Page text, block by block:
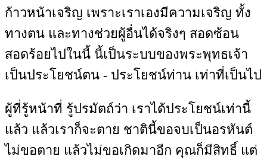
ก้าวหน้าเจริญ เพราะเราเองมีความเจริญ ทั้ง
ทางตน และทางช่วยผู้อื่นได้จริงๆ สอดซ้อน
สอดร้อยไปในนี้ นี้เป็นระบบของพระพุทธเจ้า
เป็นประโยชน์ตน - ประโยชน์ท่าน เท่าที่เป็นไป
ผู้ที่รู้หน้าที่ รู้ปรมัตถ์ว่า เราได้ประโยชน์เท่านี้
แล้ว แล้วเราก็จะตาย ชาตินี้ขอจบเป็นอรหันต์
ไม่ขอตาย แล้วไม่ขอเกิดมาอีก คุณก็มีสิทธิ์ แต่